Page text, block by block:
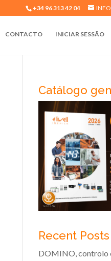
+34 96 313 42 04
CONTACTO INICIAR SESSÃO
Catálogo
Recent Posts
DOMINO, controlo